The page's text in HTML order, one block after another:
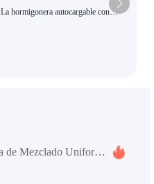
La hormigonera autocargable con
Análisis Integral de la Tecnología de Mezclado Uniforme de Concreto y su Impacto en la Mejora de la Calidad Constructiva